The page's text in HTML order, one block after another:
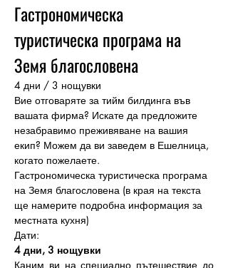
Гастрономическа
туристическа програма на
Земя благословена
4 дни / 3 нощувки
Вие отговаряте за тийм билдинга във
вашата фирма? Искате да предложите
незабравимо преживяване на вашия
екип? Можем да ви заведем в Ешелница,
когато пожелаете.
Гастрономическа туристическа програма
на Земя благословена (в края на текста
ще намерите подробна информация за
местната кухня)
Дати:
4 дни, 3 нощувки
Каним ви на специално пътешествие до